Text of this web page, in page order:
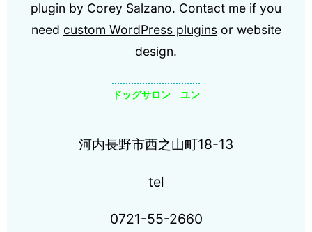
plugin by Corey Salzano. Contact me if you
need custom WordPress pluginsor website
design.
ドッグサロン ユン
河内長野市西之山町18-13
tel
0721-55-2660